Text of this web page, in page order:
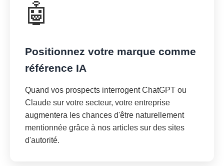
🤖
Positionnez votre marque comme
référence IA
Quand vos prospects interrogent ChatGPT ou
Claude sur votre secteur, votre entreprise
augmentera les chances d'être naturellement
mentionnée grâce à nos articles sur des sites
d'autorité.